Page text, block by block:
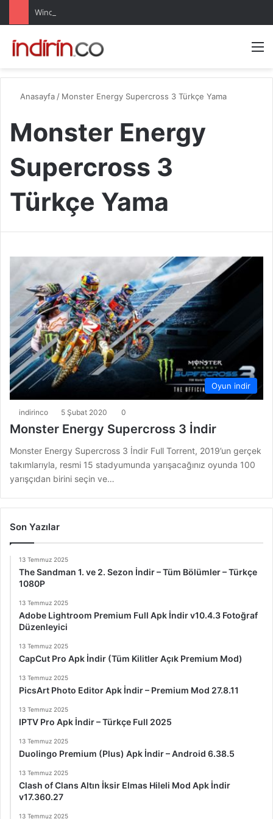
Windows 10 Pro indir – Türkçe – Güncel 2025
Anasayfa / Monster Energy Supercross 3 Türkçe Yama
Monster Energy
Supercross 3
Türkçe Yama
Oyun indir
indirinco 5 Şubat 2020 0
Monster Energy Supercross 3 İndir
Monster Energy Supercross 3 İndir Full Torrent, 2019’un gerçek
takımlarıyla, resmi 15 stadyumunda yarışacağınız oyunda 100
yarışçıdan birini seçin ve…
Son Yazılar
13 Temmuz 2025
The Sandman 1. ve 2. Sezon İndir – Tüm Bölümler – Türkçe
1080P
13 Temmuz 2025
Adobe Lightroom Premium Full Apk İndir v10.4.3 Fotoğraf
Düzenleyici
13 Temmuz 2025
CapCut Pro Apk İndir (Tüm Kilitler Açık Premium Mod)
13 Temmuz 2025
PicsArt Photo Editor Apk İndir – Premium Mod 27.8.11
13 Temmuz 2025
IPTV Pro Apk İndir – Türkçe Full 2025
13 Temmuz 2025
Duolingo Premium (Plus) Apk İndir – Android 6.38.5
13 Temmuz 2025
Clash of Clans Altın İksir Elmas Hileli Mod Apk İndir
v17.360.27
13 Temmuz 2025